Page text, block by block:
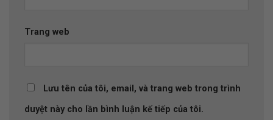
Trang web
Lưu tên của tôi, email, và trang web trong trình
duyệt này cho lần bình luận kế tiếp của tôi.